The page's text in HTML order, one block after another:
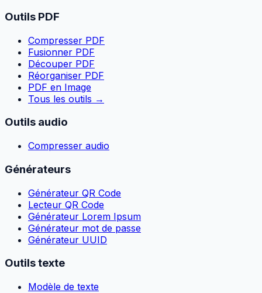
Outils PDF
Compresser PDF
Fusionner PDF
Découper PDF
Réorganiser PDF
PDF en Image
Tous les outils →
Outils audio
Compresser audio
Générateurs
Générateur QR Code
Lecteur QR Code
Générateur Lorem Ipsum
Générateur mot de passe
Générateur UUID
Outils texte
Modèle de texte